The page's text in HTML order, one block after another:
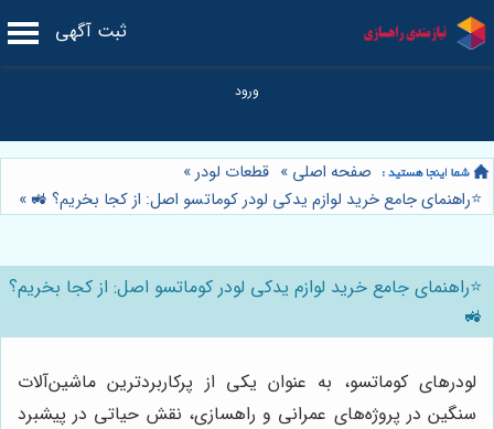
ثبت آگهی
صفحه اصلی » قطعات لودر»
⭐️راهنمای جامع خرید لوازم یدکی لودر کوماتسو اصل: از کجا بخریم؟ 🚜 »
⭐️راهنمای جامع خرید لوازم یدکی لودر کوماتسو اصل: از کجا بخریم؟
🚜
لودرهای کوماتسو، به عنوان یکی از پرکاربردترین ماشین‌آلات
سنگین در پروژه‌های عمرانی و راهسازی، نقش حیاتی در پیشبرد